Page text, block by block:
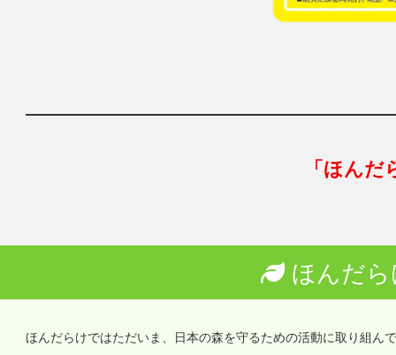
「ほん
ほんだら
ほんだらけではただいま、日本の森を守るための活動に取り組ん